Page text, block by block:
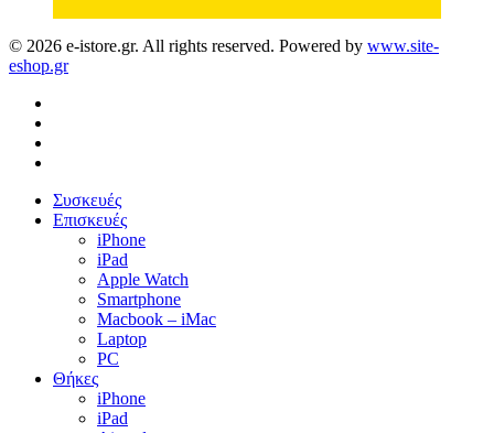
© 2026 e-istore.gr. All rights reserved. Powered by www.site-
eshop.gr
Close
Menu
Συσκευές
Επισκευές
iPhone
iPad
Apple Watch
Smartphone
Macbook – iMac
Laptop
PC
Θήκες
iPhone
iPad